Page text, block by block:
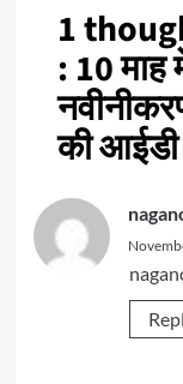
1
: 10 माह
की आईडी